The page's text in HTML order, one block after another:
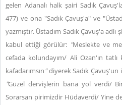
gelen Adanalı halk şairi Sadık
477) ve ona "Sadık Çavuş'a" ve
yazmıştır. Üstadım Sadık Çavuş'a
kabul ettiği görülür: "Meslekte ve
cefada kolundayım/ Ali Ozan'ın
kafadarımsın"diyerek Sadık
"Güzel dervişlerin bana yol verdi/
Sorarsan pirimizdir Hüdaverdi/ Yine